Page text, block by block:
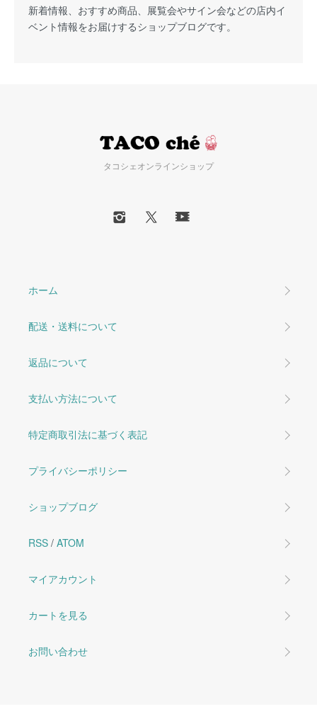
新着情報、おすすめ商品、展覧会やサイン会などの店内イ
ベント情報をお届けするショップブログです。
タコシェオンラインショップ
ホーム
配送・送料について
返品について
支払い方法について
特定商取引法に基づく表記
プライバシーポリシー
ショップブログ
RSS / ATOM
マイアカウント
カートを見る
お問い合わせ